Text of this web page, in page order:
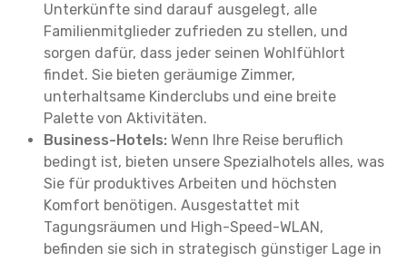
Unterkünfte sind darauf ausgelegt, alle
Familienmitglieder zufrieden zu stellen, und
sorgen dafür, dass jeder seinen Wohlfühlort
findet. Sie bieten geräumige Zimmer,
unterhaltsame Kinderclubs und eine breite
Palette von Aktivitäten.
Business-Hotels: Wenn Ihre Reise beruflich
bedingt ist, bieten unsere Spezialhotels alles, was
Sie für produktives Arbeiten und höchsten
Komfort benötigen. Ausgestattet mit
Tagungsräumen und High-Speed-WLAN,
befinden sie sich in strategisch günstiger Lage in